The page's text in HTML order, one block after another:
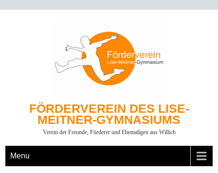
FÖRDERVEREIN DES LISE-
MEITNER-GYMNASIUMS
Verein der Freunde, Förderer und Ehemaligen aus Willich
Menu